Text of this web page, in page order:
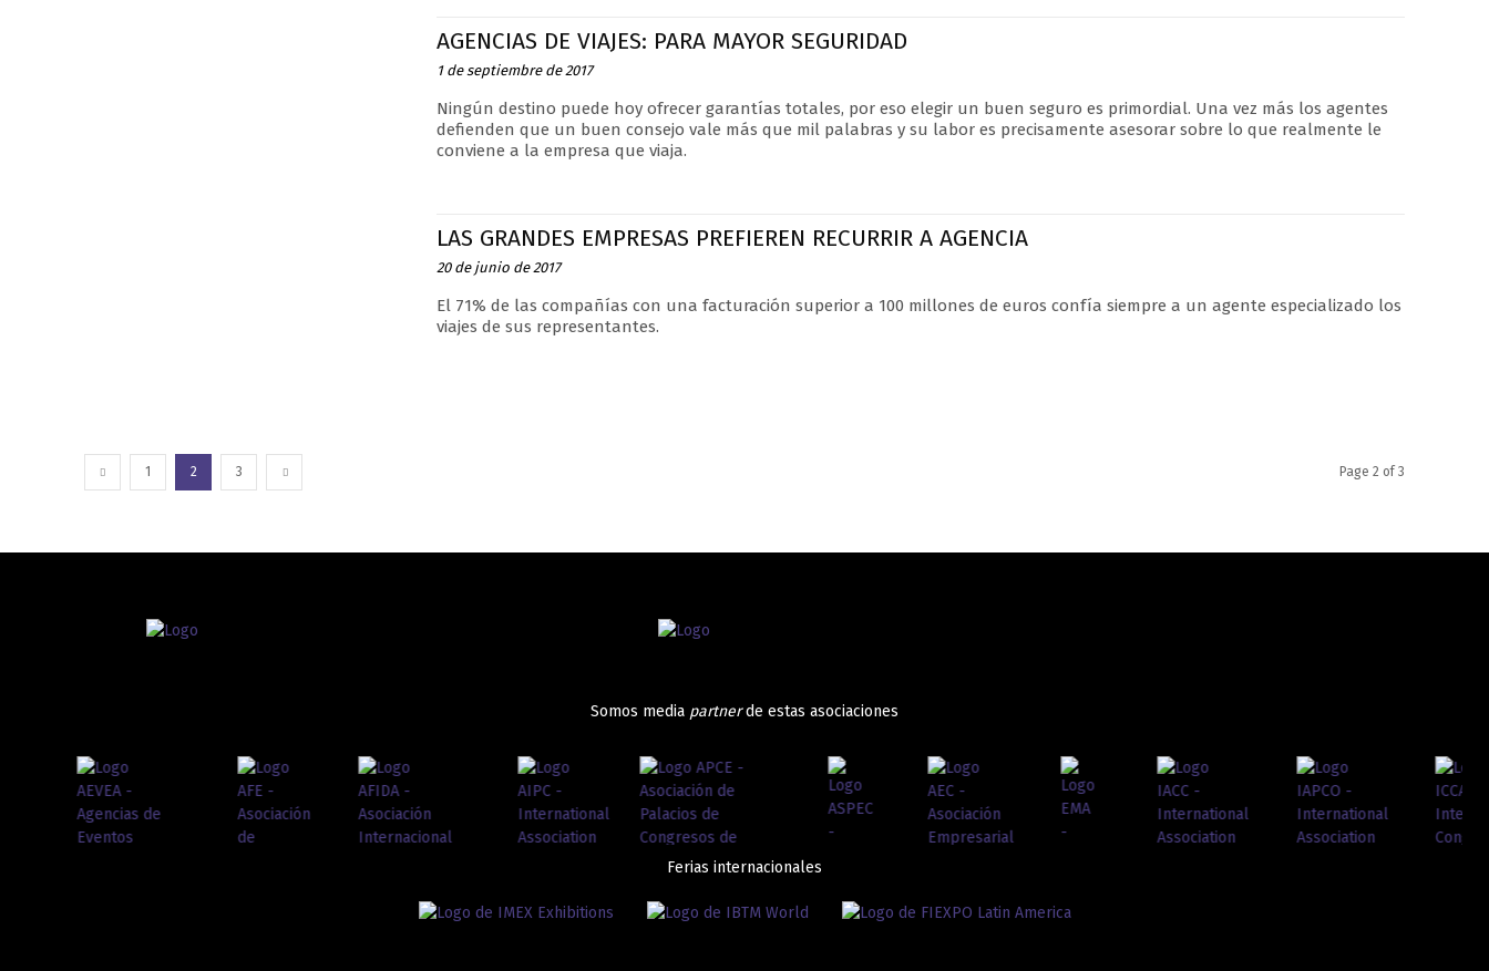
AGENCIAS DE VIAJES: PARA MAYOR SEGURIDAD
1 de septiembre de 2017
Ningún destino puede hoy ofrecer garantías totales, por eso elegir un buen seguro es primordial. Una vez más los agentes
defienden que un buen consejo vale más que mil palabras y su labor es precisamente asesorar sobre lo que realmente le
conviene a la empresa que viaja.
LAS GRANDES EMPRESAS PREFIEREN RECURRIR A AGENCIA
20 de junio de 2017
El 71% de las compañías con una facturación superior a 100 millones de euros confía siempre a un agente especializado los
viajes de sus representantes.
1 2 3 Page 2 of 3
Somos media partnerde estas asociaciones
Ferias internacionales